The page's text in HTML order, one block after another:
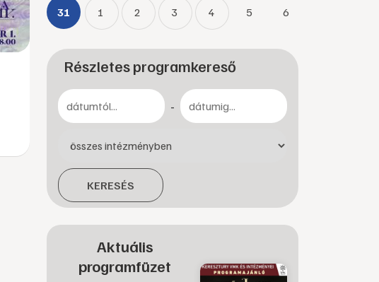
31 1 2 3 4 5 6
Részletes programkereső
-
KERESÉS
Aktuális
programfüzet